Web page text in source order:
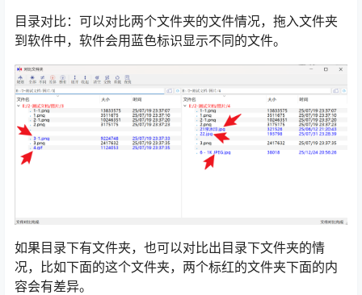
目录对比：可以对比两个文件夹的文件情况，拖入文件夹
到软件中，软件会用蓝色标识显示不同的文件。
如果目录下有文件夹，也可以对比出目录下文件夹的情
况，比如下面的这个文件夹，两个标红的文件夹下面的内
容会有差异。